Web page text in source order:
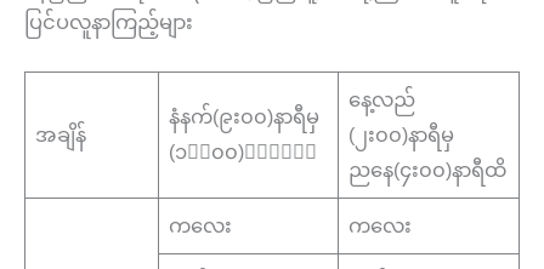
ပြင်ပလူနာကြည့်များ
အချိန်
နံနက်(၉း၀၀)နာရီမှ
(၁၂း၀၀)နာရီထိ
နေ့လည်
(၂း၀၀)နာရီမှ
ညနေ(၄း၀၀)နာရီထိ
ကလေး ကလေး